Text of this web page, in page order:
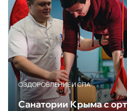
ОЗДОРОВЛЕНИЕ И СПА
Санатории Крыма с